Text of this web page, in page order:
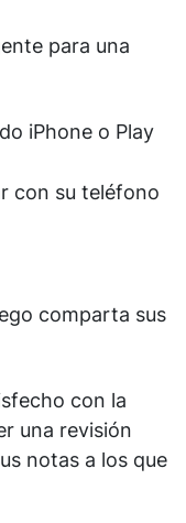
para una
iPhone o Play
con su teléfono
comparta sus
con la
una revisión
notas a los que